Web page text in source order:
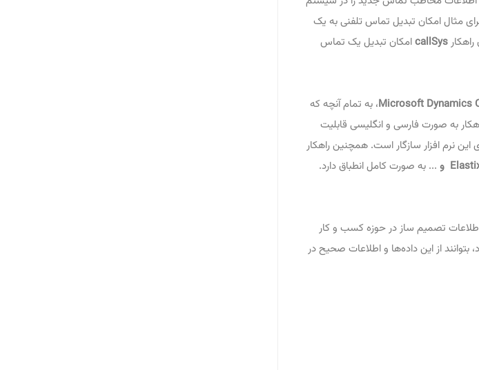
مثال امکان تبدیل تماس تلفنی به یک
callSysامکان تبدیل یک تماس
Microsoft Dynamics، به تمام آنچه که
به صورت فارسی و انگلیسی قابلیت
این نرم افزار سازگار است. همچنین راهکار
و ... به صورت کامل انطباق دارد.
اطلاعات تصمیم ساز در حوزه کسب و کار
از این داده‌ها و اطلاعات صحیح در